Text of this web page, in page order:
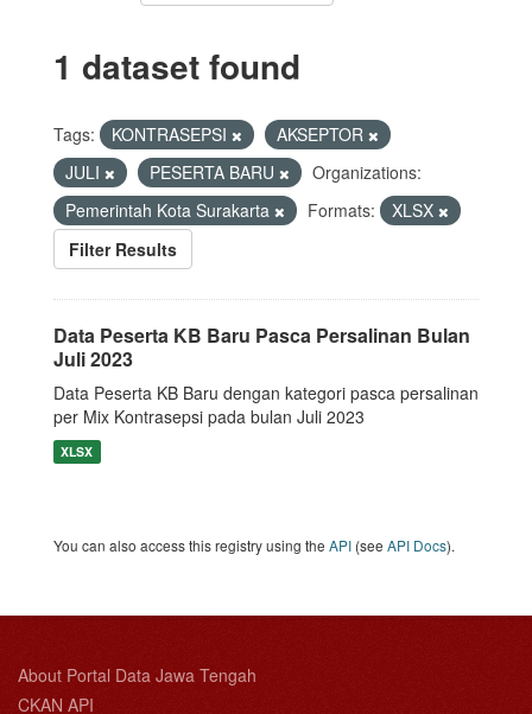
1 dataset found
Tags: KONTRASEPSI
AKSEPTOR
JULI
PESERTA BARU
Organizations:
Pemerintah Kota Surakarta
Formats:
XLSX
Filter Results
Data Peserta KB Baru Pasca Persalinan Bulan
Juli 2023
Data Peserta KB Baru dengan kategori pasca persalinan
per Mix Kontrasepsi pada bulan Juli 2023
XLSX
You can also access this registry using the API (see API Docs).
About Portal Data Jawa Tengah
CKAN API